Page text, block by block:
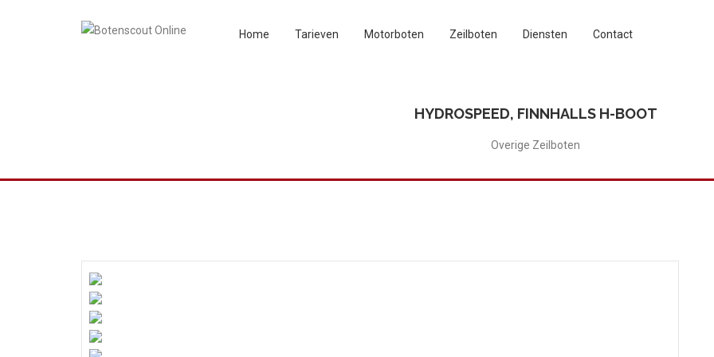
Home Tarieven Motorboten Zeilboten Diensten Contact
HYDROSPEED, FINNHALLS H-BOOT
Overige Zeilboten